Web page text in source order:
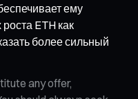
ему
ETH как
более сильный
any offer,